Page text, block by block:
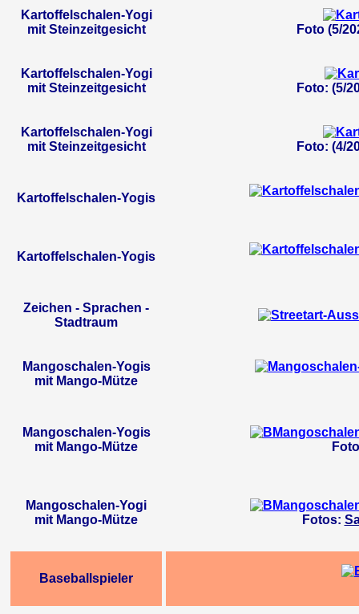
Kartoffelschalen-Yogi
mit Steinzeitgesicht
Foto (5/
Kartoffelschalen-Yogi
mit Steinzeitgesicht
Foto: (5/
Kartoffelschalen-Yogi
mit Steinzeitgesicht
Foto: (4/
Kartoffelschalen-Yogis
Kartoffelschalen-Yogis
Zeichen - Sprachen -
Stadtraum
Mangoschalen-Yogis
mit Mango-Mütze
Mangoschalen-Yogis
mit Mango-Mütze
Mangoschalen-Yogi
mit Mango-Mütze
Fotos:
Baseballspieler